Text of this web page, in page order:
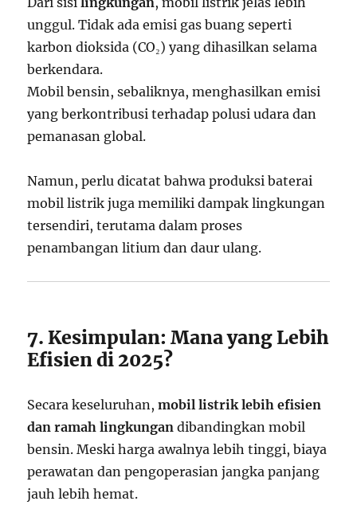
unggul. Tidak ada emisi gas buang seperti
karbon dioksida (CO₂) yang dihasilkan selama
berkendara.
Mobil bensin, sebaliknya, menghasilkan emisi
yang berkontribusi terhadap polusi udara dan
pemanasan global.
Namun, perlu dicatat bahwa produksi baterai
mobil listrik juga memiliki dampak lingkungan
tersendiri, terutama dalam proses
penambangan litium dan daur ulang.
7. Kesimpulan: Mana yang Lebih
Efisien di 2025?
Secara keseluruhan,mobil listrik lebih efisien
dan ramah lingkungan dibandingkan mobil
bensin. Meski harga awalnya lebih tinggi, biaya
perawatan dan pengoperasian jangka panjang
jauh lebih hemat.